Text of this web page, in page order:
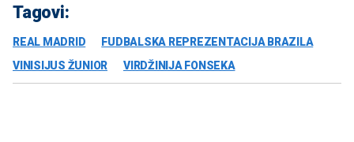
Tagovi:
REAL MADRID
FUDBALSKA REPREZENTACIJA BRAZILA
VINISIJUS ŽUNIOR
VIRDŽINIJA FONSEKA